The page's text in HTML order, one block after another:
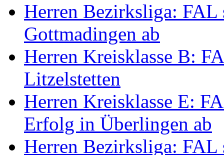
Herren Bezirksliga:
Gottmadingen ab
Herren Kreisklasse B:
Litzelstetten
Herren Kreisklasse E:
Erfolg in Überlingen ab
Herren Bezirksliga: